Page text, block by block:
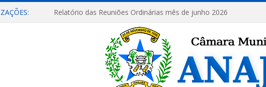
Relatório das Reuniões Ordinárias mês de junho 2026